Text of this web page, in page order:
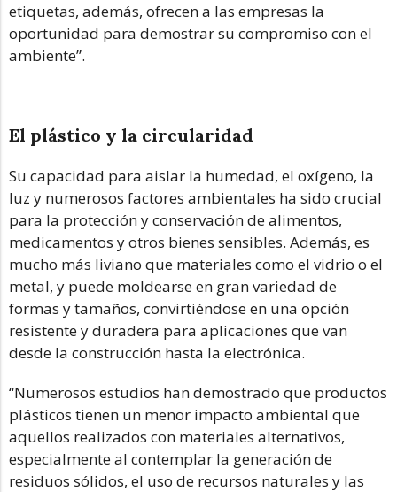
etiquetas, además, ofrecen a las empresas la
oportunidad para demostrar su compromiso con el
ambiente”.
El plástico y la circularidad
Su capacidad para aislar la humedad, el oxígeno, la
luz y numerosos factores ambientales ha sido crucial
para la protección y conservación de alimentos,
medicamentos y otros bienes sensibles. Además, es
mucho más liviano que materiales como el vidrio o el
metal, y puede moldearse en gran variedad de
formas y tamaños, convirtiéndose en una opción
resistente y duradera para aplicaciones que van
desde la construcción hasta la electrónica.
“Numerosos estudios han demostrado que productos
plásticos tienen un menor impacto ambiental que
aquellos realizados con materiales alternativos,
especialmente al contemplar la generación de
residuos sólidos, el uso de recursos naturales y las